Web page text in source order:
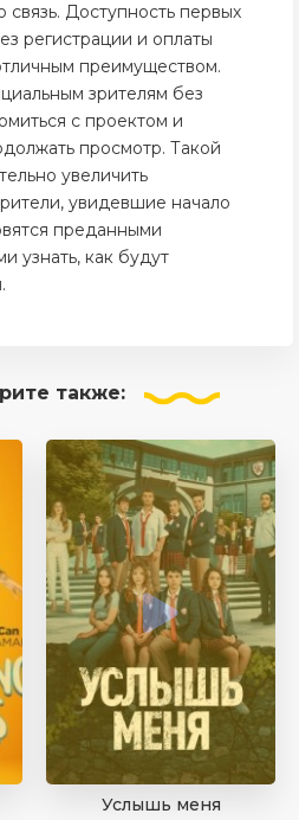
Доступность первых
регистрации и оплаты
преимуществом.
зрителям без
с проектом и
просмотр. Такой
увеличить
увидевшие начало
преданными
узнать, как будут
также:
Услышь меня